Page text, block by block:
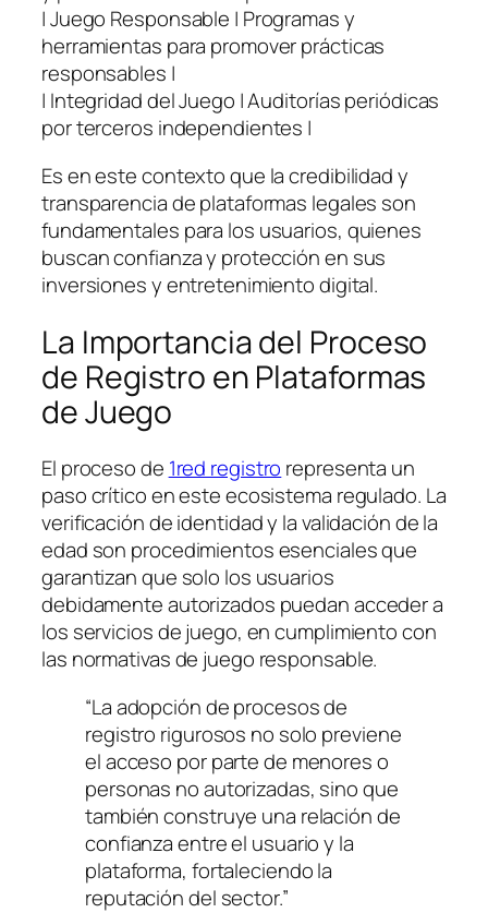
| Juego Responsable | Programas y
herramientas para promover prácticas
responsables |
| Integridad del Juego | Auditorías periódicas
por terceros independientes |
Es en este contexto que la credibilidad y
transparencia de plataformas legales son
fundamentales para los usuarios, quienes
buscan confianza y protección en sus
inversiones y entretenimiento digital.
La Importancia del Proceso
de Registro en Plataformas
de Juego
El proceso de 1red registro representa un
paso crítico en este ecosistema regulado. La
verificación de identidad y la validación de la
edad son procedimientos esenciales que
garantizan que solo los usuarios
debidamente autorizados puedan acceder a
los servicios de juego, en cumplimiento con
las normativas de juego responsable.
“La adopción de procesos de
registro rigurosos no solo previene
el acceso por parte de menores o
personas no autorizadas, sino que
también construye una relación de
confianza entre el usuario y la
plataforma, fortaleciendo la
reputación del sector.”